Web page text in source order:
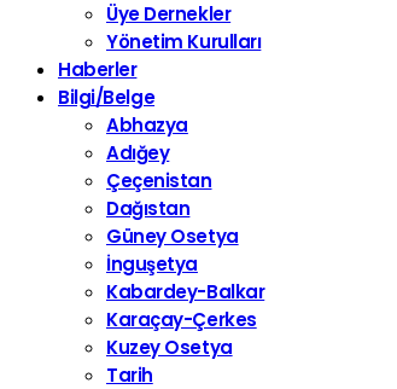
Üye Dernekler
Yönetim Kurulları
Haberler
Bilgi/Belge
Abhazya
Adığey
Çeçenistan
Dağıstan
Güney Osetya
İnguşetya
Kabardey-Balkar
Karaçay-Çerkes
Kuzey Osetya
Tarih